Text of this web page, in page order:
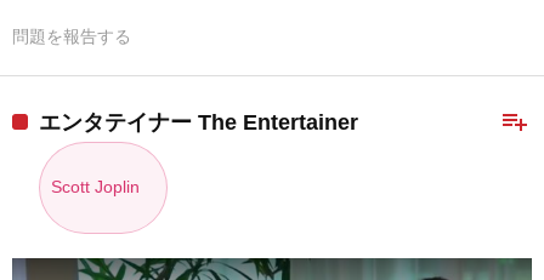
問題を報告する
playlist_add
エンタテイナー The Entertainer
Scott Joplin